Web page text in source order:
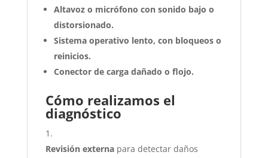
Altavoz o micrófono con sonido bajo o
distorsionado.
Sistema operativo lento, con bloqueos o
reinicios.
Conector de carga dañado o flojo.
Cómo realizamos el
diagnóstico
Revisión externapara detectar daños